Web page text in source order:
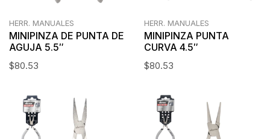
HERR. MANUALES
MINIPINZA DE PUNTA DE
AGUJA 5.5″
$80.53
HERR. MANUALES
MINIPINZA PUNTA
CURVA 4.5″
$80.53